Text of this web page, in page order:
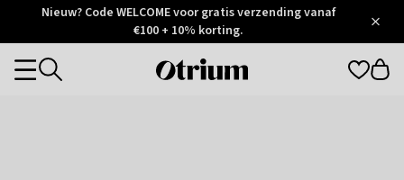
Otrium
Trustpilot
Nieuw? Code WELCOME voor gratis verzending vanaf
€100 + 10% korting.
Otrium
Categories